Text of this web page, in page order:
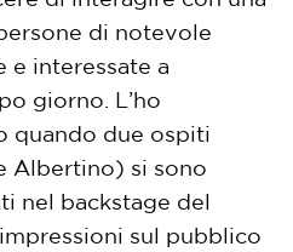
di notevole
e interessate a
giorno. L’ho
quando due ospiti
Albertino) si sono
nel backstage del
sul pubblico